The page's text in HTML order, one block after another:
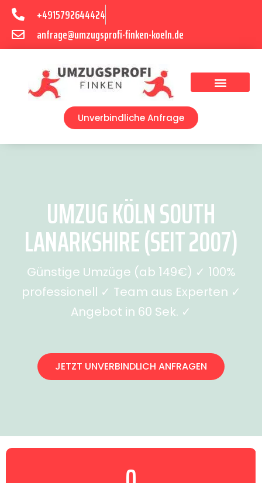
+4915792644424
anfrage@umzugsprofi-finken-koeln.de
Unverbindliche Anfrage
UMZUG KÖLN SOUTH
LANARKSHIRE (SEIT 2007)
Günstige Umzüge (ab 149€) ✓ 100%
professionell ✓ Team aus Experten ✓
Angebot in 60 Sek. ✓
JETZT UNVERBINDLICH ANFRAGEN